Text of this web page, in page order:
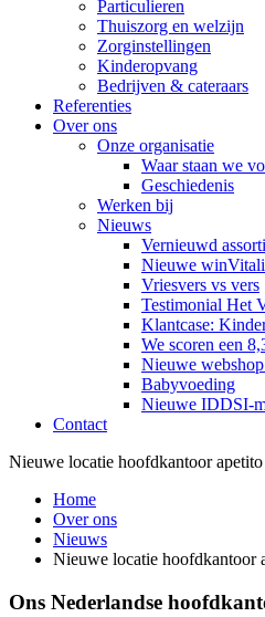
Particulieren
Thuiszorg en welzijn
Zorginstellingen
Kinderopvang
Bedrijven & cateraars
Referenties
Over ons
Onze organisatie
Waar staan we
Geschiedenis
Werken bij
Nieuws
Vernieuwd
Nieuwe
Vriesvers vs vers
Testimonial Het
Klantcase:
We scoren een
Nieuwe
Babyvoeding
Nieuwe IDDSI-
Contact
Nieuwe locatie hoofdkantoor
Home
Over ons
Nieuws
Nieuwe locatie hoofdkantoor
Ons Nederlandse